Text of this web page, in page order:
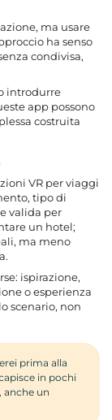
ma usare
ha senso
condivisa,
introdurre
app possono
costruita
VR per viaggi
tipo di
valida per
un hotel;
ma meno
ispirazione,
o esperienza
scenario, non
prima alla
in pochi
anche un